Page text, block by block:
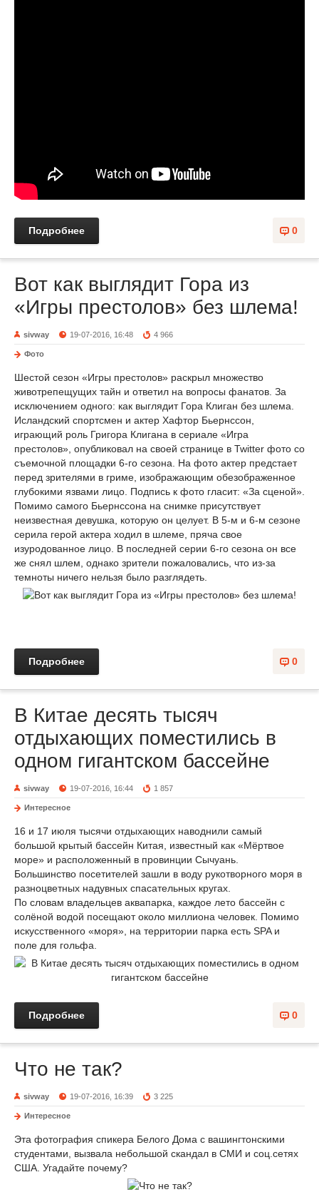
0
Подробнее
Вот как выглядит Гора из
«Игры престолов» без шлема!
sivway 19-07-2016, 16:48 4 966
Фото
Шестой сезон «Игры престолов» раскрыл множество
животрепещущих тайн и ответил на вопросы фанатов. За
исключением одного: как выглядит Гора Клиган без шлема.
Исландский спортсмен и актер Хафтор Бьернссон,
играющий роль Григора Клигана в сериале «Игра
престолов», опубликовал на своей странице в Twitter фото со
съемочной площадки 6-го сезона. На фото актер предстает
перед зрителями в гриме, изображающим обезображенное
глубокими язвами лицо. Подпись к фото гласит: «За сценой».
Помимо самого Бьернссона на снимке присутствует
неизвестная девушка, которую он целует. В 5-м и 6-м сезоне
серила герой актера ходил в шлеме, пряча свое
изуродованное лицо. В последней серии 6-го сезона он все
же снял шлем, однако зрители пожаловались, что из-за
темноты ничего нельзя было разглядеть.
0
Подробнее
В Китае десять тысяч
отдыхающих поместились в
одном гигантском бассейне
sivway 19-07-2016, 16:44 1 857
Интересное
16 и 17 июля тысячи отдыхающих наводнили самый
большой крытый бассейн Китая, известный как «Мёртвое
море» и расположенный в провинции Сычуань.
Большинство посетителей зашли в воду рукотворного моря в
разноцветных надувных спасательных кругах.
По словам владельцев аквапарка, каждое лето бассейн с
солёной водой посещают около миллиона человек. Помимо
искусственного «моря», на территории парка есть SPA и
поле для гольфа.
0
Подробнее
Что не так?
sivway 19-07-2016, 16:39 3 225
Интересное
Эта фотография спикера Белого Дома с вашингтонскими
студентами, вызвала небольшой скандал в СМИ и соц.сетях
США. Угадайте почему?